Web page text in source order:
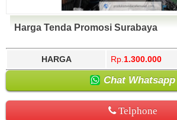
Harga Tenda Promosi Surabaya
HARGA Rp. 1.300.000
Chat Whatsapp
Telphone